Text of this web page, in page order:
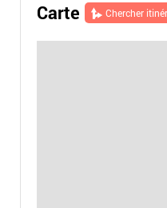
Carte Chercher